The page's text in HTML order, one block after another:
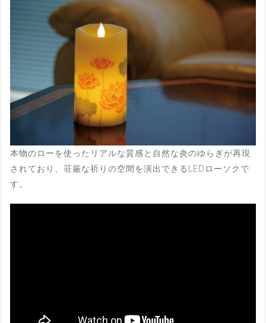
本物のローを使ったリアルな質感と自然な炎のゆらぎが再現
されており、荘厳な祈りの空間を演出できるLEDローソクで
す。